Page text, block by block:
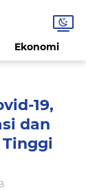
Ekonomi
19,
dan